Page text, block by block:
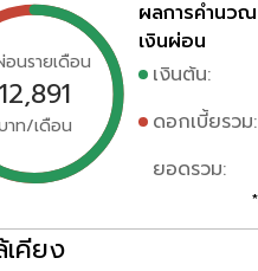
อนรายเดือน
12,891
าท/เดือน
ผลการคำนวณ
เงินผ่อน
เงินต้น:
ดอกเบี้ยรวม:
ยอดรวม:
คียง